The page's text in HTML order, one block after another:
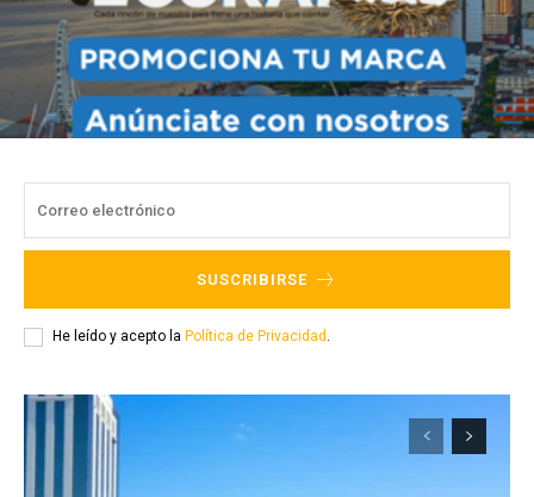
SUSCRIBIRSE
He leído y acepto la Política de Privacidad .